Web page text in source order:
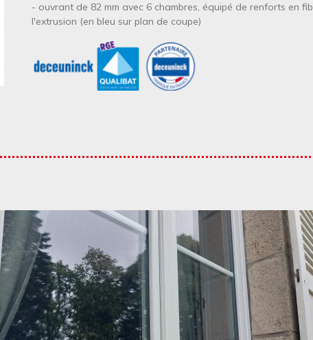
- ouvrant de 82 mm avec 6 chambres, équipé de renforts en
l'extrusion (en bleu sur plan de coupe)